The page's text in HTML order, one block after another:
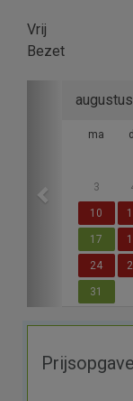
Vrij
Bezet
ma
3
10
17
24
31
Previous